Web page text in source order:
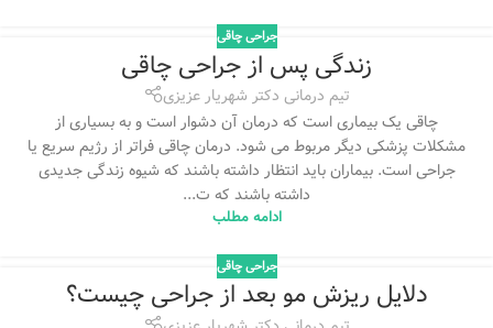
جراحی چاقی
زندگی پس از جراحی چاقی
تیم درمانی دکتر شهریار عزیزی
چاقی یک بیماری است که درمان آن دشوار است و به بسیاری از
مشکلات پزشکی دیگر مربوط می شود. درمان چاقی فراتر از رژیم سریع یا
جراحی است. بیماران باید انتظار داشته باشند که شیوه زندگی جدیدی
داشته باشند که ت...
ادامه مطلب
جراحی چاقی
دلایل ریزش مو بعد از جراحی چیست؟